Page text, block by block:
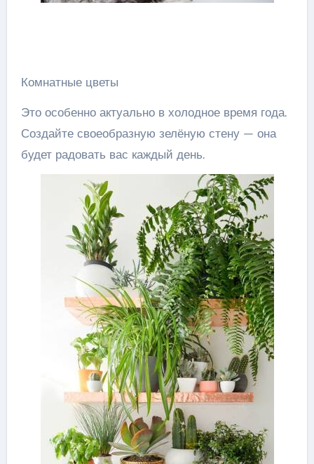
Комнатные цветы
Это особенно актуально в холодное время года.
Создайте своеобразную зелёную стену — она
будет радовать вас каждый день.